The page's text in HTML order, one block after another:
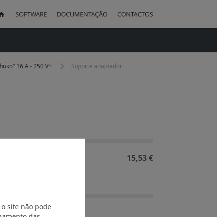
SOFTWARE DOCUMENTAÇÃO CONTACTOS
16 A - 250 V~ Suporte adaptador
15,53 €
site não pode